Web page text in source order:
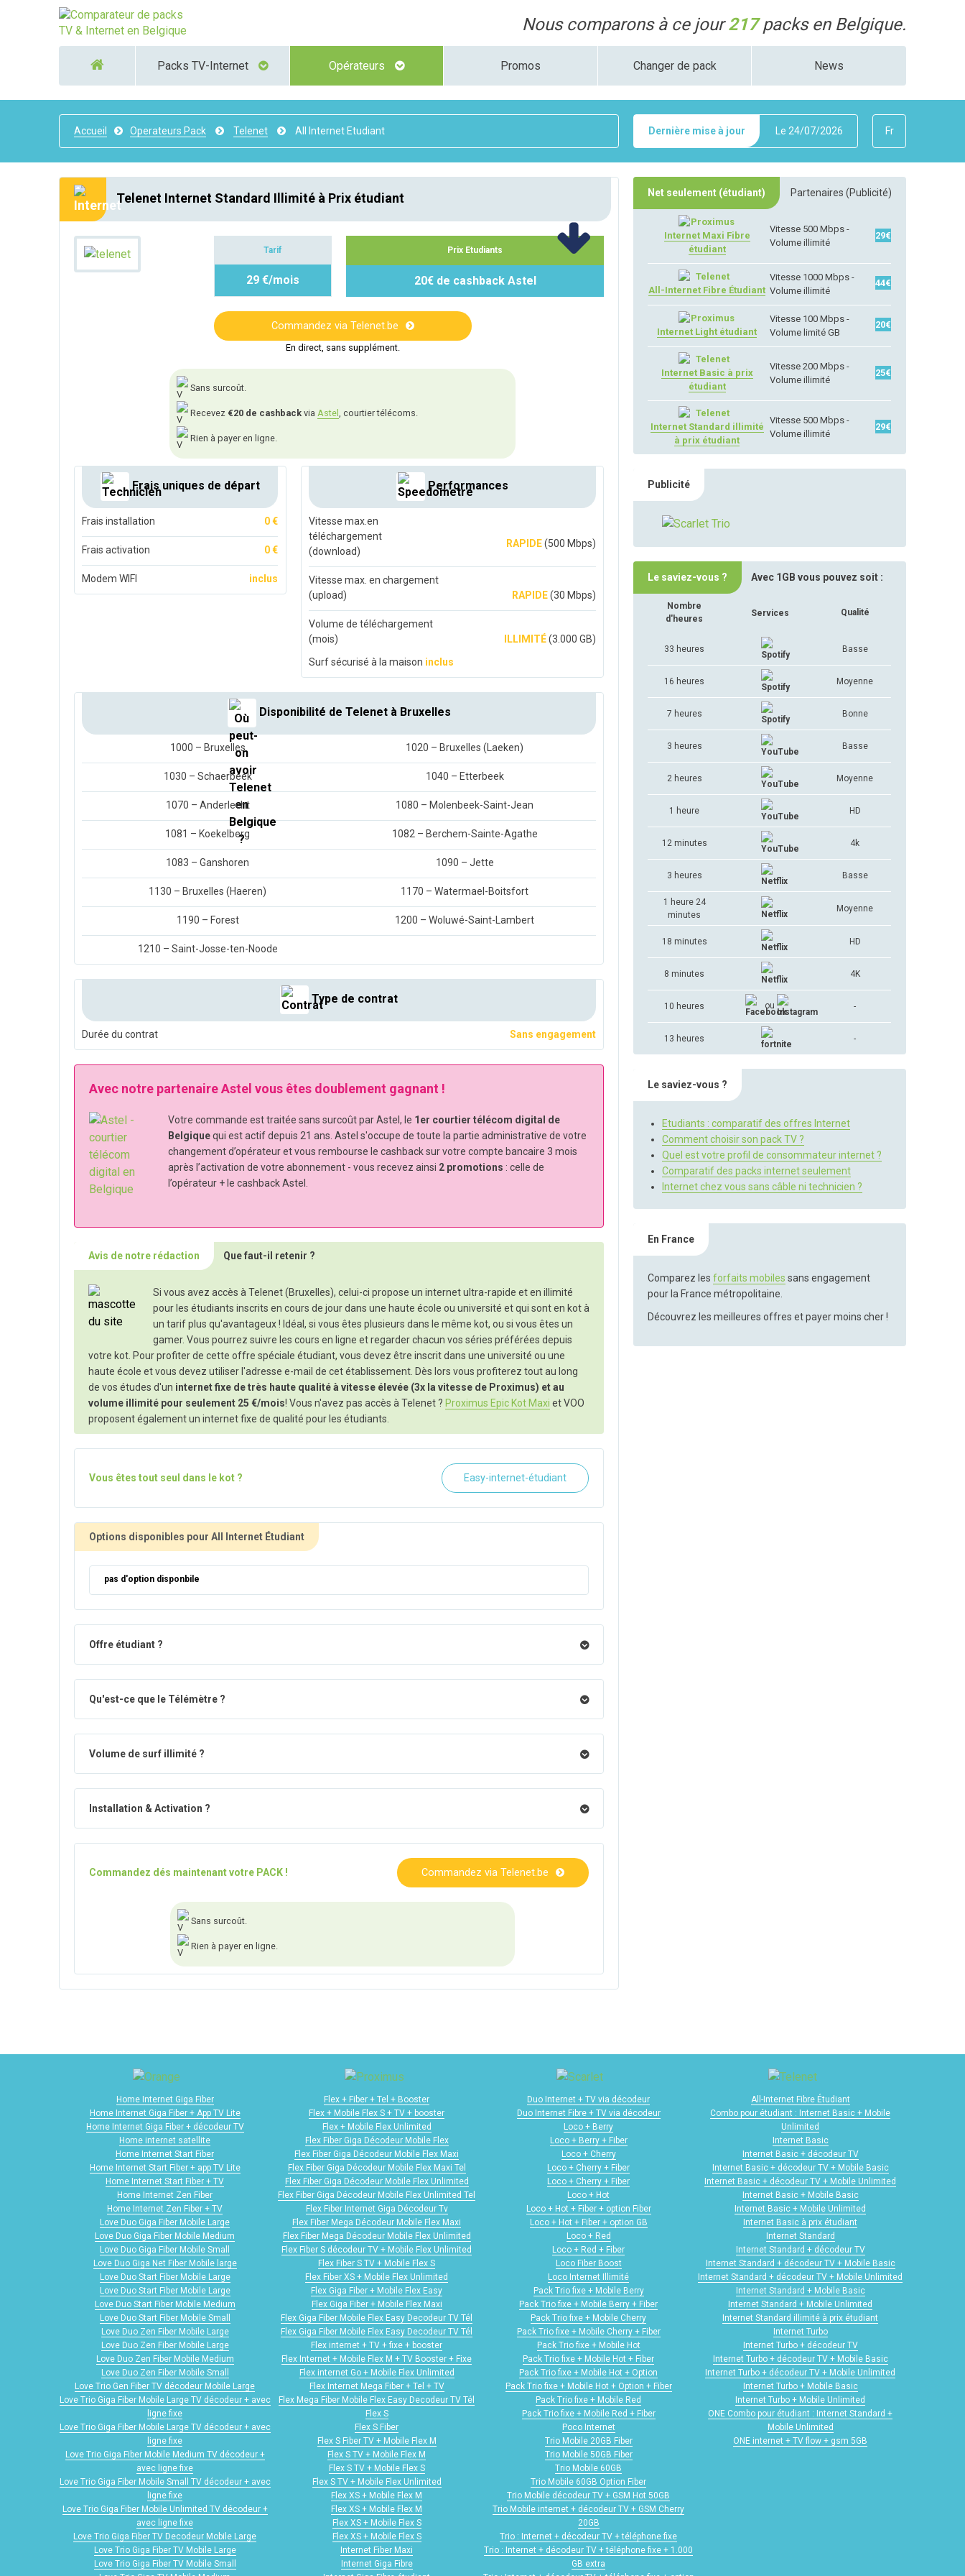
Nous comparons à ce jour217packs en Belgique.
Packs TV-Internet Opérateurs Promos Changer de pack News
Accueil Operateurs Pack Telenet All Internet Etudiant Dernière mise à jour Le 24/07/2026 Fr
Telenet Internet Standard Illimité à Prix étudiant
Tarif
29 €/mois
Prix Etudiants
20€ de cashback Astel
Commandez via Telenet.be
En direct, sans supplément.
Sans surcoût.
Recevez €20 de cashback via Astel , courtier télécoms.
Rien à payer en ligne.
Frais uniques de départ
Frais installation 0 €
Frais activation 0 €
Modem WIFI inclus
Performances
Vitesse max.en
téléchargement
(download)
RAPIDE(500 Mbps)
Vitesse max. en chargement
(upload)
RAPIDE(30 Mbps)
Volume de téléchargement
(mois)
ILLIMITÉ(3.000 GB)
Surf sécurisé à la maison inclus
Disponibilité de Telenet à Bruxelles
1000 – Bruxelles 1020 – Bruxelles (Laeken)
1030 – Schaerbeek 1040 – Etterbeek
1070 – Anderlecht 1080 – Molenbeek-Saint-Jean
1081 – Koekelberg 1082 – Berchem-Sainte-Agathe
1083 – Ganshoren 1090 – Jette
1130 – Bruxelles (Haeren) 1170 – Watermael-Boitsfort
1190 – Forest 1200 – Woluwé-Saint-Lambert
1210 – Saint-Josse-ten-Noode
Type de contrat
Durée du contrat Sans engagement
Avec notre partenaire Astel vous êtes doublement gagnant !
Votre commande est traitée sans surcoût par Astel, le 1er courtier télécom digital de
Belgiquequi est actif depuis 21 ans. Astel s'occupe de toute la partie administrative de votre
changement d’opérateur et vous rembourse le cashback sur votre compte bancaire 3 mois
après l’activation de votre abonnement - vous recevez ainsi 2 promotions : celle de
l’opérateur + le cashback Astel.
Avis de notre rédaction Que faut-il retenir ?
Si vous avez accès à Telenet (Bruxelles), celui-ci propose un internet ultra-rapide et en illimité
pour les étudiants inscrits en cours de jour dans une haute école ou université et qui sont en kot à
un tarif plus qu'avantageux ! Idéal, si vous êtes plusieurs dans le même kot, ou si vous êtes un
gamer. Vous pourrez suivre les cours en ligne et regarder chacun vos séries préférées depuis
votre kot. Pour profiter de cette offre spéciale étudiant, vous devez être inscrit dans une université ou une
haute école et vous devez utiliser l'adresse e-mail de cet établissement. Dès lors vous profiterez tout au long
de vos études d'un internet fixe de très haute qualité à vitesse élevée (3x la vitesse de Proximus) et au
volume illimité pour seulement 25 €/mois! Vous n'avez pas accès à Telenet ? Proximus Epic Kot Maxi et VOO
proposent également un internet fixe de qualité pour les étudiants.
Vous êtes tout seul dans le kot ? Easy-internet-étudiant
Options disponibles pour All Internet Étudiant
pas d'option disponbile
Offre étudiant ?
Qu'est-ce que le Télémètre ?
Volume de surf illimité ?
Installation & Activation ?
Commandez dés maintenant votre PACK ! Commandez via Telenet.be
Sans surcoût.
Rien à payer en ligne.
Net seulement (étudiant) Partenaires (Publicité)
Internet Maxi Fibre
étudiant
Vitesse 500 Mbps -
Volume illimité
29€
All-Internet Fibre Étudiant
Vitesse 1000 Mbps -
Volume illimité
44€
Internet Light étudiant
Vitesse 100 Mbps -
Volume limité GB
20€
Internet Basic à prix
étudiant
Vitesse 200 Mbps -
Volume illimité
25€
Internet Standard illimité
à prix étudiant
Vitesse 500 Mbps -
Volume illimité
29€
Publicité
Le saviez-vous ? Avec 1GB vous pouvez soit :
Nombre
d'heures
Services Qualité
33 heures Basse
16 heures Moyenne
7 heures Bonne
3 heures Basse
2 heures Moyenne
1 heure HD
12 minutes 4k
3 heures Basse
1 heure 24
minutes
Moyenne
18 minutes HD
8 minutes 4K
10 heures ou -
13 heures -
Le saviez-vous ?
Etudiants : comparatif des offres Internet
Comment choisir son pack TV ?
Quel est votre profil de consommateur internet ?
Comparatif des packs internet seulement
Internet chez vous sans câble ni technicien ?
En France
Comparez lesforfaits mobiles sans engagement
pour la France métropolitaine.
Découvrez les meilleures offres et payer moins cher !
Home Internet Giga Fiber
Home Internet Giga Fiber + App TV Lite
Home Internet Giga Fiber + décodeur TV
Home internet satellite
Home Internet Start Fiber
Home Internet Start Fiber + app TV Lite
Home Internet Start Fiber + TV
Home Internet Zen Fiber
Home Internet Zen Fiber + TV
Love Duo Giga Fiber Mobile Large
Love Duo Giga Fiber Mobile Medium
Love Duo Giga Fiber Mobile Small
Love Duo Giga Net Fiber Mobile large
Love Duo Start Fiber Mobile Large
Love Duo Start Fiber Mobile Large
Love Duo Start Fiber Mobile Medium
Love Duo Start Fiber Mobile Small
Love Duo Zen Fiber Mobile Large
Love Duo Zen Fiber Mobile Large
Love Duo Zen Fiber Mobile Medium
Love Duo Zen Fiber Mobile Small
Love Trio Gen Fiber TV décodeur Mobile Large
Love Trio Giga Fiber Mobile Large TV décodeur + avec
ligne fixe
Love Trio Giga Fiber Mobile Large TV décodeur + avec
ligne fixe
Love Trio Giga Fiber Mobile Medium TV décodeur +
avec ligne fixe
Love Trio Giga Fiber Mobile Small TV décodeur + avec
ligne fixe
Love Trio Giga Fiber Mobile Unlimited TV décodeur +
avec ligne fixe
Love Trio Giga Fiber TV Decodeur Mobile Large
Love Trio Giga Fiber TV Mobile Large
Love Trio Giga Fiber TV Mobile Small
Flex + Fiber + Tel + Booster
Flex + Mobile Flex S + TV + booster
Flex + Mobile Flex Unlimited
Flex Fiber Giga Décodeur Mobile Flex
Flex Fiber Giga Décodeur Mobile Flex Maxi
Flex Fiber Giga Décodeur Mobile Flex Maxi Tel
Flex Fiber Giga Décodeur Mobile Flex Unlimited
Flex Fiber Giga Décodeur Mobile Flex Unlimited Tel
Flex Fiber Internet Giga Décodeur Tv
Flex Fiber Mega Décodeur Mobile Flex Maxi
Flex Fiber Mega Décodeur Mobile Flex Unlimited
Flex Fiber S décodeur TV + Mobile Flex Unlimited
Flex Fiber S TV + Mobile Flex S
Flex Fiber XS + Mobile Flex Unlimited
Flex Giga Fiber + Mobile Flex Easy
Flex Giga Fiber + Mobile Flex Maxi
Flex Giga Fiber Mobile Flex Easy Decodeur TV Tél
Flex Giga Fiber Mobile Flex Easy Decodeur TV Tél
Flex internet + TV + fixe + booster
Flex Internet + Mobile Flex M + TV Booster + Fixe
Flex internet Go + Mobile Flex Unlimited
Flex Internet Mega Fiber + Tel + TV
Flex Mega Fiber Mobile Flex Easy Decodeur TV Tél
Flex S
Flex S Fiber
Flex S Fiber TV + Mobile Flex M
Flex S TV + Mobile Flex M
Flex S TV + Mobile Flex S
Flex S TV + Mobile Flex Unlimited
Flex XS + Mobile Flex M
Flex XS + Mobile Flex M
Flex XS + Mobile Flex S
Flex XS + Mobile Flex S
Internet Fiber Maxi
Internet Giga Fibre
Duo Internet + TV via décodeur
Duo Internet Fibre + TV via décodeur
Loco + Berry
Loco + Berry + Fiber
Loco + Cherry
Loco + Cherry + Fiber
Loco + Cherry + Fiber
Loco + Hot
Loco + Hot + Fiber + option Fiber
Loco + Hot + Fiber + option GB
Loco + Red
Loco + Red + Fiber
Loco Fiber Boost
Loco Internet Illimité
Pack Trio fixe + Mobile Berry
Pack Trio fixe + Mobile Berry + Fiber
Pack Trio fixe + Mobile Cherry
Pack Trio fixe + Mobile Cherry + Fiber
Pack Trio fixe + Mobile Hot
Pack Trio fixe + Mobile Hot + Fiber
Pack Trio fixe + Mobile Hot + Option
Pack Trio fixe + Mobile Hot + Option + Fiber
Pack Trio fixe + Mobile Red
Pack Trio fixe + Mobile Red + Fiber
Poco Internet
Trio Mobile 20GB Fiber
Trio Mobile 50GB Fiber
Trio Mobile 60GB
Trio Mobile 60GB Option Fiber
Trio Mobile décodeur TV + GSM Hot 50GB
Trio Mobile internet + décodeur TV + GSM Cherry
20GB
Trio : Internet + décodeur TV + téléphone fixe
Trio : Internet + décodeur TV + téléphone fixe + 1.000
GB extra
All-Internet Fibre Étudiant
Combo pour étudiant : Internet Basic + Mobile
Unlimited
Internet Basic
Internet Basic + décodeur TV
Internet Basic + décodeur TV + Mobile Basic
Internet Basic + décodeur TV + Mobile Unlimited
Internet Basic + Mobile Basic
Internet Basic + Mobile Unlimited
Internet Basic à prix étudiant
Internet Standard
Internet Standard + décodeur TV
Internet Standard + décodeur TV + Mobile Basic
Internet Standard + décodeur TV + Mobile Unlimited
Internet Standard + Mobile Basic
Internet Standard + Mobile Unlimited
Internet Standard illimité à prix étudiant
Internet Turbo
Internet Turbo + décodeur TV
Internet Turbo + décodeur TV + Mobile Basic
Internet Turbo + décodeur TV + Mobile Unlimited
Internet Turbo + Mobile Basic
Internet Turbo + Mobile Unlimited
ONE Combo pour étudiant : Internet Standard +
Mobile Unlimited
ONE internet + TV flow + gsm 5GB